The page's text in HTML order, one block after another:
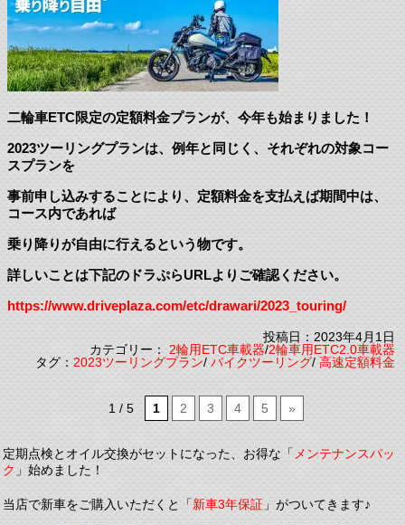
二輪車ETC限定の定額料金プランが、今年も始まりました！
2023ツーリングプランは、例年と同じく、それぞれの対象コー
スプランを
事前申し込みすることにより、定額料金を支払えば期間中は、
コース内であれば
乗り降りが自由に行えるという物です。
詳しいことは下記のドラぷらURLよりご確認ください。
https://www.driveplaza.com/etc/drawari/2023_touring/
投稿日：2023年4月1日
カテゴリー：2輪用ETC車載器/2輪車用ETC2.0車載器
タグ：2023ツーリングプラン/バイクツーリング/高速定額料金
1 / 5 1 2 3 4 5 »
定期点検とオイル交換がセットになった、お得な「メンテナンスパッ
ク」始めました！
当店で新車をご購入いただくと「新車3年保証」がついてきます♪